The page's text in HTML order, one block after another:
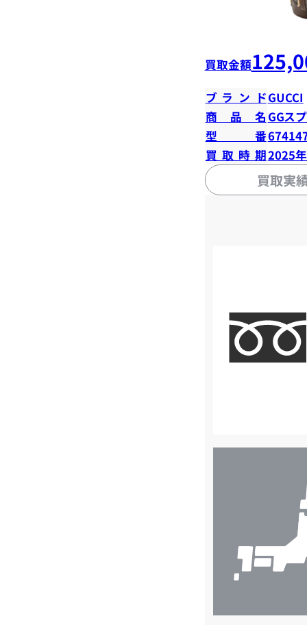
買取金額
ブランドGUCCI
商品名 GGス
型番
買取時期2025
買取実